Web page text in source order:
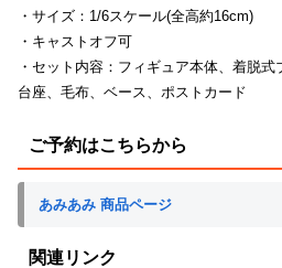
・サイズ：1/6スケール(全高約16cm)
・キャストオフ可
・セット内容：フィギュア本体、着脱
台座、毛布、ベース、ポストカード
ご予約はこちらから
あみあみ 商品ページ
関連リンク